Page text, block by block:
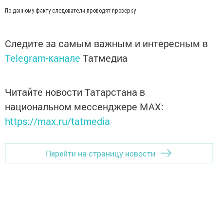
По данному факту следователи проводят проверку.
Следите за самым важным и интересным в
Telegram-канале Татмедиа
Читайте новости Татарстана в
национальном мессенджере MАХ:
https://max.ru/tatmedia
Перейти на страницу новости